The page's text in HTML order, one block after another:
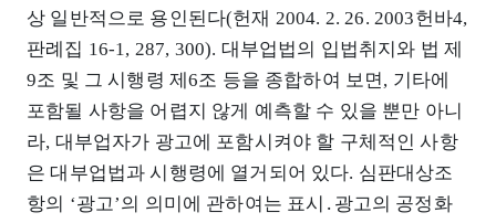
상 일반적으로 용인된다(헌재 2004. 2. 26. 2003헌바4,
판례집 16-1, 287, 300). 대부업법의 입법취지와 법 제
9조 및 그 시행령 제6조 등을 종합하여 보면, 기타에
포함될 사항을 어렵지 않게 예측할 수 있을 뿐만 아니
라, 대부업자가 광고에 포함시켜야 할 구체적인 사항
은 대부업법과 시행령에 열거되어 있다. 심판대상조
항의 ‘광고’의 의미에 관하여는 표시․광고의 공정화